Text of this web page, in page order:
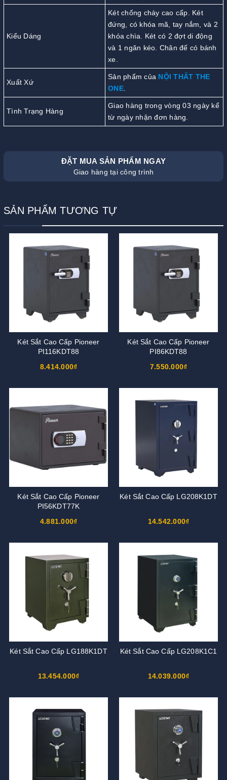
Kiểu Dáng
Két chống cháy cao cấp. Két
đứng, có khóa mã, tay nắm, và 2
khóa chìa. Két có 2 đợt di động
và 1 ngăn kéo. Chân đế có bánh
xe.
Xuất Xứ
Sản phẩm của NỘI THẤT THE
ONE.
Tình Trạng Hàng
Giao hàng trong vòng 03 ngày kể
từ ngày nhận đơn hàng.
ĐẶT MUA SẢN PHẨM NGAY
Giao hàng tại công trình
SẢN PHẨM TƯƠNG TỰ
Két Sắt Cao Cấp Pioneer
PI116KDT88
8.414.000₫
Két Sắt Cao Cấp Pioneer
PI86KDT88
7.550.000₫
Két Sắt Cao Cấp Pioneer
PI56KDT77K
4.881.000₫
Két Sắt Cao Cấp LG208K1DT
14.542.000₫
Két Sắt Cao Cấp LG188K1DT
13.454.000₫
Két Sắt Cao Cấp LG208K1C1
14.039.000₫